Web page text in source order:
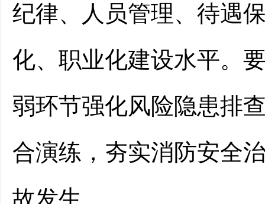
纪律、人员管理、待遇
化、职业化建设水平。
弱环节强化风险隐患排
合演练，夯实消防安全
故发生。